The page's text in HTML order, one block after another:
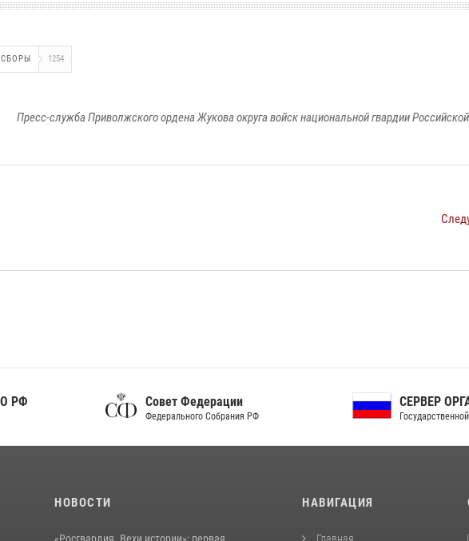
СБОРЫ 1254
Пресс-служба Приволжского ордена Жукова округа войск национальной гвардии
Совет Федерации
Федерального Собрания РФ
СЕРВЕР ОРГАНОВ
Государственной власти РФ
НОВОСТИ НАВИГАЦИЯ